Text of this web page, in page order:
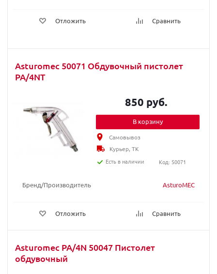
Отложить Сравнить
Asturomec 50071 Обдувочный пистолет
PA/4NT
Бренд/Производитель AsturoMEC
Отложить Сравнить
850 руб.
В корзину
Самовывоз
Курьер, ТК
Есть в наличии
Код: 50071
Asturomec PA/4N 50047 Пистолет
обдувочный